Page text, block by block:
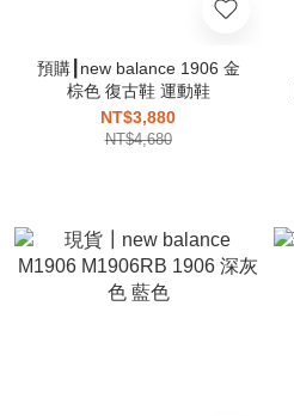
預購┃new balance 1906 金
棕色 復古鞋 運動鞋
NT$3,880
NT$4,680